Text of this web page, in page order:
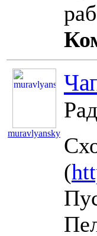
muravlyansky
(